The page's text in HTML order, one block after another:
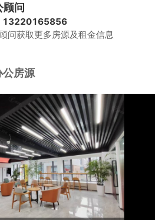
问
13220165856
问获取更多房源及租金信息
公房源